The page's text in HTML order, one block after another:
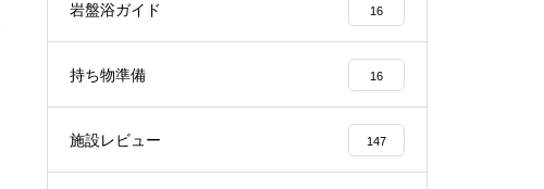
岩盤浴ガイド 16
持ち物準備 16
施設レビュー 147